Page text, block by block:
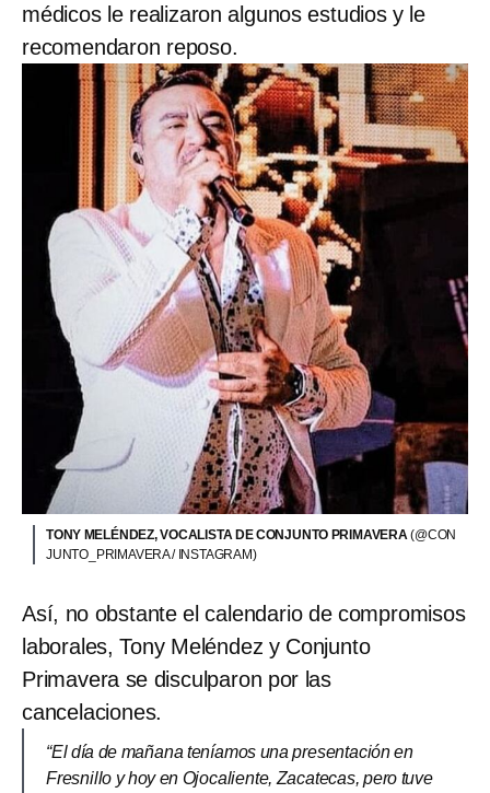
médicos le realizaron algunos estudios y le
recomendaron reposo.
TONY MELÉNDEZ, VOCALISTA DE CONJUNTO PRIMAVERA(@CON
JUNTO_PRIMAVERA / INSTAGRAM)
Así, no obstante el calendario de compromisos
laborales, Tony Meléndez y Conjunto
Primavera se disculparon por las
cancelaciones.
“El día de mañana teníamos una presentación en
Fresnillo y hoy en Ojocaliente, Zacatecas, pero tuve